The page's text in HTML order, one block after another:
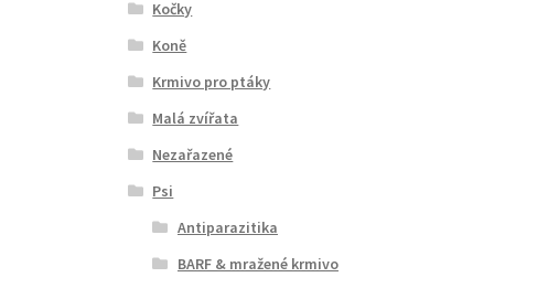
Kočky
Koně
Krmivo pro ptáky
Malá zvířata
Nezařazené
Psi
Antiparazitika
BARF & mražené krmivo